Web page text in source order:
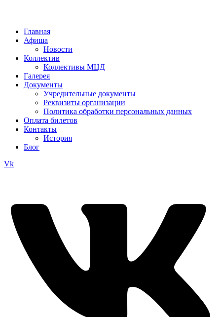
Главная
Афиша
Новости
Коллектив
Коллективы МЦД
Галерея
Документы
Учредительные документы
Реквизиты организации
Политика обработки персональных данных
Оплата билетов
Контакты
История
Блог
Vk